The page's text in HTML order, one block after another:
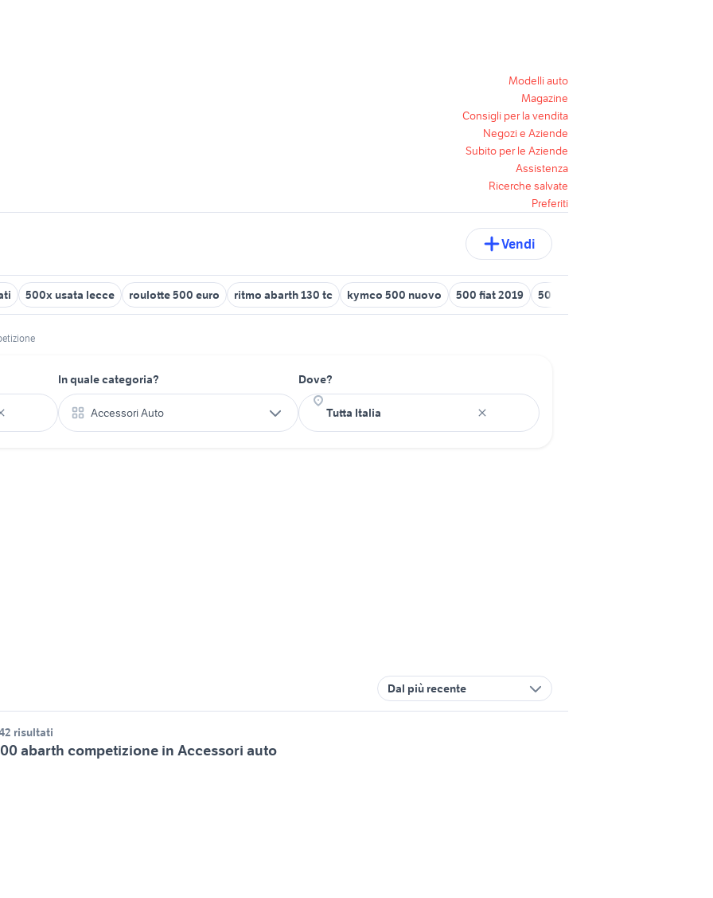
Modelli auto
Magazine
Consigli per la vendita
Negozi e Aziende
Subito per le Aziende
Assistenza
Ricerche salvate
Preferiti
Vendi
500x usata lecce roulotte 500 euro ritmo abarth 130 tc kymco 500 nuovo 500 fiat 2019 500 neopatentati auto
In quale categoria?
Accessori Auto
Dove?
Dal più recente
risultati
abarth competizione in Accessori auto